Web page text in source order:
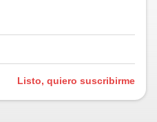
Listo, quiero suscribirme